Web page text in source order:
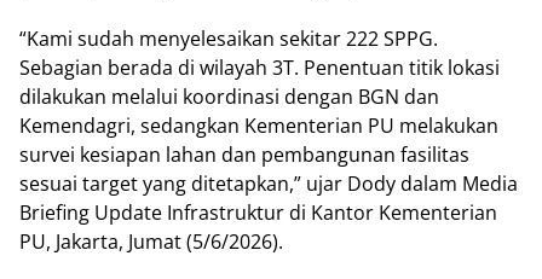
“Kami sudah menyelesaikan sekitar 222 SPPG.
Sebagian berada di wilayah 3T. Penentuan titik lokasi
dilakukan melalui koordinasi dengan BGN dan
Kemendagri, sedangkan Kementerian PU melakukan
survei kesiapan lahan dan pembangunan fasilitas
sesuai target yang ditetapkan,” ujar Dody dalam Media
Briefing Update Infrastruktur di Kantor Kementerian
PU, Jakarta, Jumat (5/6/2026).